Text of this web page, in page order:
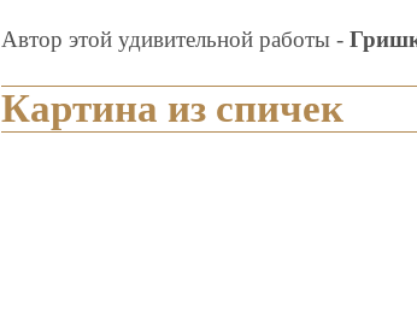
Автор этой удивительной работы -
Картина из спичек